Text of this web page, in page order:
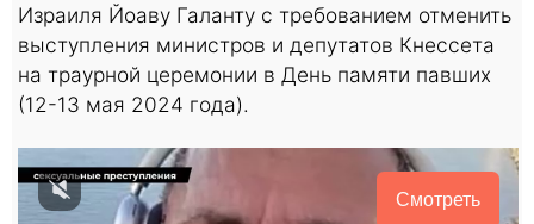
Израиля Йоаву Галанту с требованием отменить
выступления министров и депутатов Кнессета
на траурной церемонии в День памяти павших
(12-13 мая 2024 года).
Смотреть